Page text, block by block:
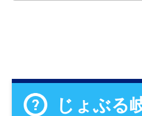
じょぶる